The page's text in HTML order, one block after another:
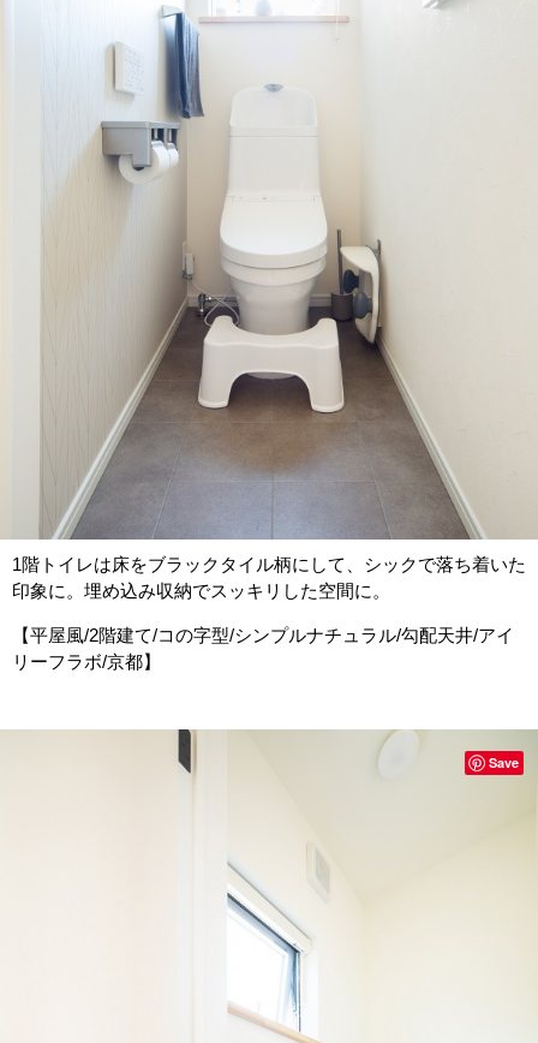
1階トイレは床をブラックタイル柄にして、シックで落ち着いた
印象に。埋め込み収納でスッキリした空間に。
【平屋風/2階建て/コの字型/シンプルナチュラル/勾配天井/アイ
リーフラボ/京都】
Save